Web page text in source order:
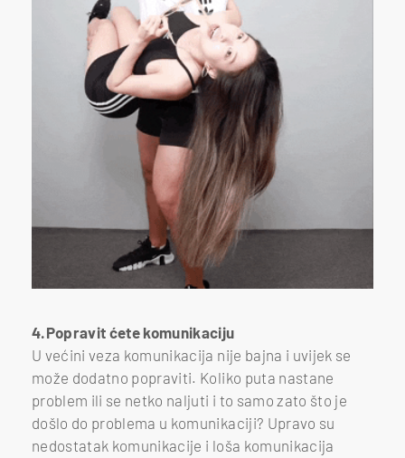
4.Popravit ćete komunikaciju
U većini veza komunikacija nije bajna i uvijek se
može dodatno popraviti. Koliko puta nastane
problem ili se netko naljuti i to samo zato što je
došlo do problema u komunikaciji? Upravo su
nedostatak komunikacije i loša komunikacija